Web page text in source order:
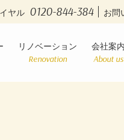
ヤル 0120-844-384 お問
リノベーション
Renovation
会社案内
About us